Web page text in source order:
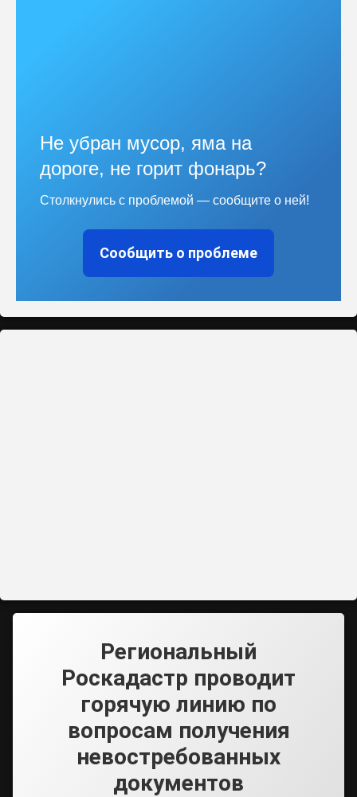
Не убран мусор, яма на
дороге, не горит фонарь?
Столкнулись с проблемой — сообщите о ней!
Сообщить о проблеме
Региональный
Роскадастр проводит
горячую линию по
вопросам получения
невостребованных
документов